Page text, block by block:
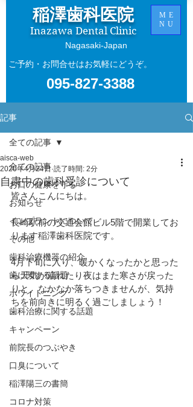
稲澤歯科医院
Inazawa Dental Clinic
095-827-3388
ご予約・お問合せはお気軽にどうぞ。
​Nagasaki-Japan
ME
NU
記事
全ての記事
お口の健康を守る
お知らせ
インプラントについて
その他
歯科治療機器の紹介
歯に関する話題
ホワイトニング
歯科治療に関する話題
キャンペーン
前院長のつぶやき
口臭について
稲澤陽三の書簡
コロナ対策
全ての記事
自粛中の歯科受診について
aisca-web
2020年4月24日 読了時間: 2分
皆さんこんにちは。
長崎駅前の交通会館ビル5階で開業してお
ります稲澤歯科医院です。
4月下旬に入り、暖かくなったかと思った
ら天気が崩れたり夜はまた寒さが戻った
りと、なかなか落ちつきませんが、気持
ちを前向きに明るく過ごしましょう！